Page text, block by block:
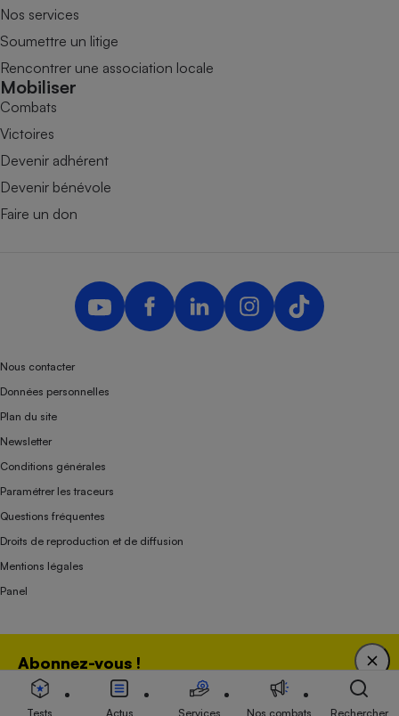
Abonnez-vous !
Bénéficiez d'une expertise unique tout en soutenant
une association 100 % indépendante de l'Etat, des
Nos services
Soumettre un litige
Rencontrer une association locale
Mobiliser
Combats
Victoires
Devenir adhérent
Devenir bénévole
Faire un don
Nous contacter
Données personnelles
Plan du site
Newsletter
Conditions générales
Paramétrer les traceurs
Questions fréquentes
Droits de reproduction et de diffusion
Mentions légales
Panel
Association indépendante de l’État, des syndicats, des producteurs et des
distributeurs depuis 1951.
Tests Actus Services Nos combats Rechercher